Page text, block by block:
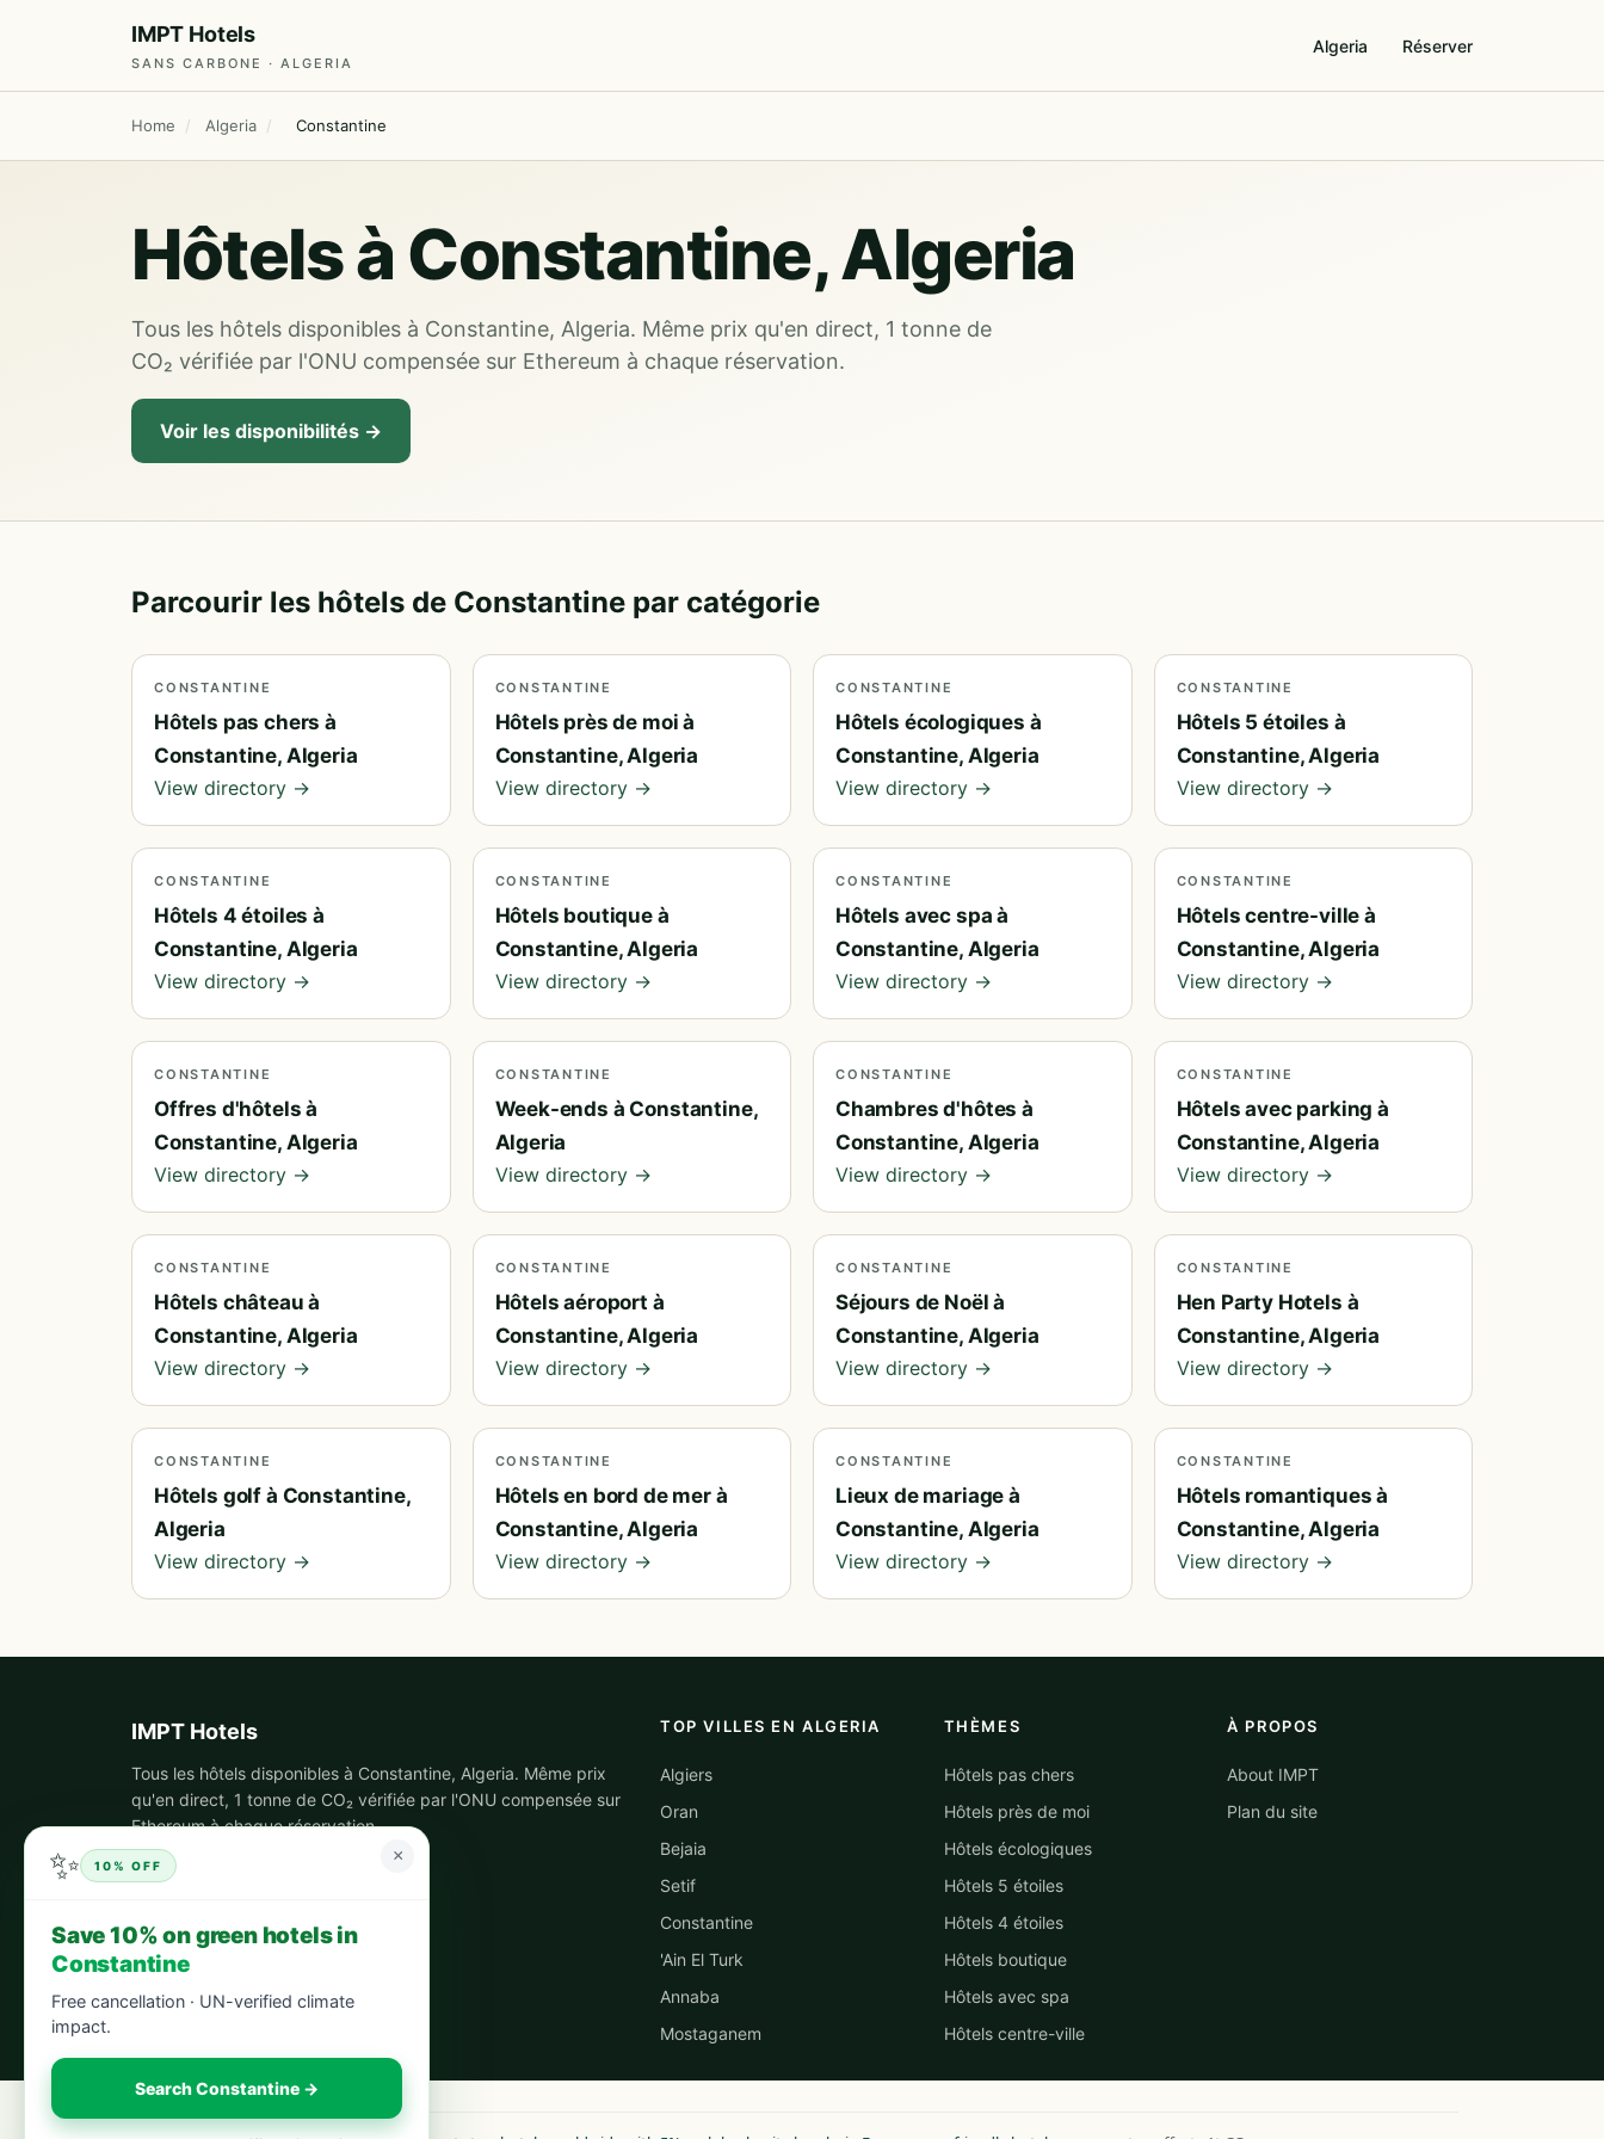
IMPT Hotels
SANS CARBONE · ALGERIA
Algeria Réserver
Home / Algeria / Constantine
Hôtels à Constantine, Algeria
Tous les hôtels disponibles à Constantine, Algeria. Même prix qu'en direct, 1 tonne de
CO₂ vérifiée par l'ONU compensée sur Ethereum à chaque réservation.
Voir les disponibilités →
Parcourir les hôtels de Constantine par catégorie
CONSTANTINE
Hôtels pas chers à
Constantine, Algeria
View directory →
CONSTANTINE
Hôtels près de moi à
Constantine, Algeria
View directory →
CONSTANTINE
Hôtels écologiques à
Constantine, Algeria
View directory →
CONSTANTINE
Hôtels 5 étoiles à
Constantine, Algeria
View directory →
CONSTANTINE
Hôtels 4 étoiles à
Constantine, Algeria
View directory →
CONSTANTINE
Hôtels boutique à
Constantine, Algeria
View directory →
CONSTANTINE
Hôtels avec spa à
Constantine, Algeria
View directory →
CONSTANTINE
Hôtels centre-ville à
Constantine, Algeria
View directory →
CONSTANTINE
Offres d'hôtels à
Constantine, Algeria
View directory →
CONSTANTINE
Week-ends à Constantine,
Algeria
View directory →
CONSTANTINE
Chambres d'hôtes à
Constantine, Algeria
View directory →
CONSTANTINE
Hôtels avec parking à
Constantine, Algeria
View directory →
CONSTANTINE
Hôtels château à
Constantine, Algeria
View directory →
CONSTANTINE
Hôtels aéroport à
Constantine, Algeria
View directory →
CONSTANTINE
Séjours de Noël à
Constantine, Algeria
View directory →
CONSTANTINE
Hen Party Hotels à
Constantine, Algeria
View directory →
CONSTANTINE
Hôtels golf à Constantine,
Algeria
View directory →
CONSTANTINE
Hôtels en bord de mer à
Constantine, Algeria
View directory →
CONSTANTINE
Lieux de mariage à
Constantine, Algeria
View directory →
CONSTANTINE
Hôtels romantiques à
Constantine, Algeria
View directory →
IMPT Hotels
Tous les hôtels disponibles à Constantine, Algeria. Même prix
qu'en direct, 1 tonne de CO₂ vérifiée par l'ONU compensée sur
Ethereum à chaque réservation.
TOP VILLES EN ALGERIA
Algiers
Oran
Bejaia
Setif
Constantine
'Ain El Turk
Annaba
Mostaganem
THÈMES
Hôtels pas chers
Hôtels près de moi
Hôtels écologiques
Hôtels 5 étoiles
Hôtels 4 étoiles
Hôtels boutique
Hôtels avec spa
Hôtels centre-ville
À PROPOS
About IMPT
Plan du site
✨ 10% OFF ×
Save 10% on green hotels in
Constantine
Free cancellation · UN-verified climate
impact.
Search Constantine →